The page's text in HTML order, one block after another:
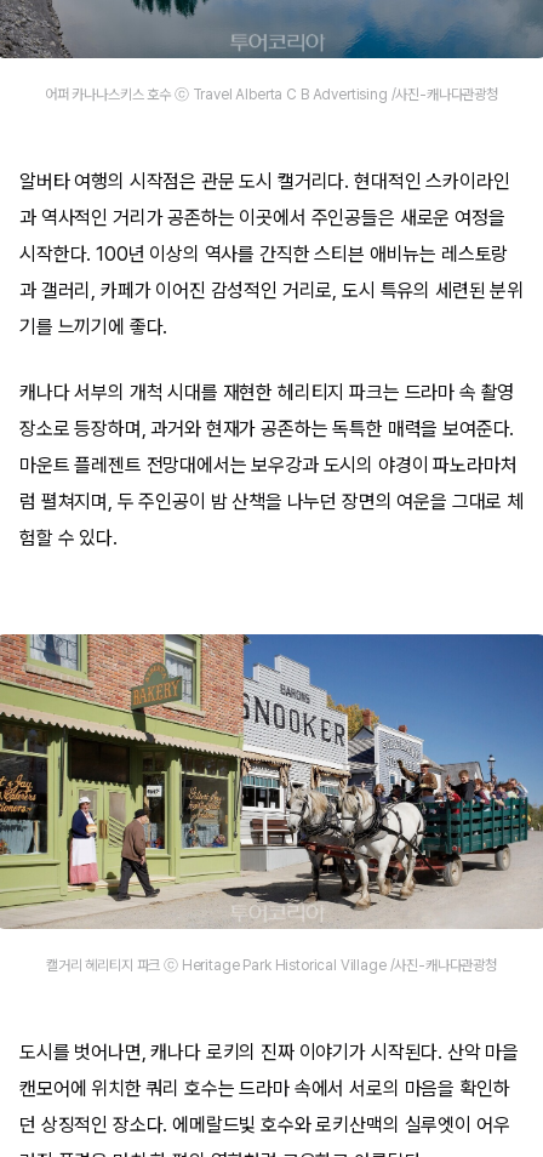
어퍼 카나나스키스 호수 ⓒ Travel Alberta C B Advertising /사진-캐나다관광청
알버타 여행의 시작점은 관문 도시 캘거리다. 현대적인 스카이라인
과 역사적인 거리가 공존하는 이곳에서 주인공들은 새로운 여정을
시작한다. 100년 이상의 역사를 간직한 스티븐 애비뉴는 레스토랑
과 갤러리, 카페가 이어진 감성적인 거리로, 도시 특유의 세련된 분위
기를 느끼기에 좋다.
캐나다 서부의 개척 시대를 재현한 헤리티지 파크는 드라마 속 촬영
장소로 등장하며, 과거와 현재가 공존하는 독특한 매력을 보여준다.
마운트 플레젠트 전망대에서는 보우강과 도시의 야경이 파노라마처
럼 펼쳐지며, 두 주인공이 밤 산책을 나누던 장면의 여운을 그대로 체
험할 수 있다.
캘거리 헤리티지 파크 ⓒ Heritage Park Historical Village /사진-캐나다관광청
도시를 벗어나면, 캐나다 로키의 진짜 이야기가 시작된다. 산악 마을
캔모어에 위치한 쿼리 호수는 드라마 속에서 서로의 마음을 확인하
던 상징적인 장소다. 에메랄드빛 호수와 로키산맥의 실루엣이 어우